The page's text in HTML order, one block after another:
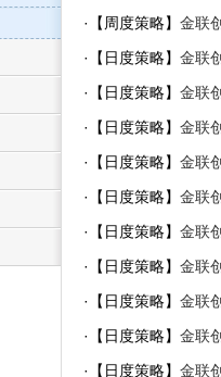
·【周度策略】 金联
·【日度策略】 金联
·【日度策略】 金联
·【日度策略】 金联
·【日度策略】 金联
·【日度策略】 金联
·【日度策略】 金联
·【日度策略】 金联
·【日度策略】 金联
·【日度策略】 金联
·【日度策略】 金联